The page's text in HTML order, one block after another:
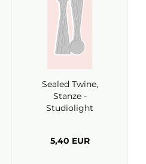
Sealed Twine,
Stanze -
Studiolight
5,40 EUR